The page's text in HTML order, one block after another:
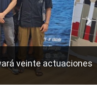
veinte actuaciones